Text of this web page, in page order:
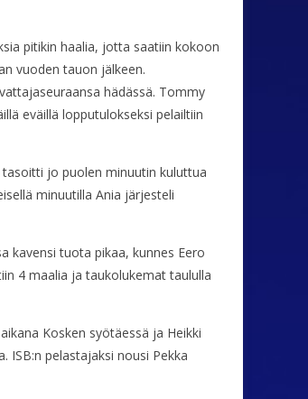
pitikin haalia, jotta saatiin kokoon
vuoden tauon jälkeen.
hädässä. Tommy
eväillä lopputulokseksi pelailtiin
jo puolen minuutin kuluttua
minuutilla Ania järjesteli
kavensi tuota pikaa, kunnes Eero
4 maalia ja taukolukemat taululla
Kosken syötäessä ja Heikki
ISB:n pelastajaksi nousi Pekka